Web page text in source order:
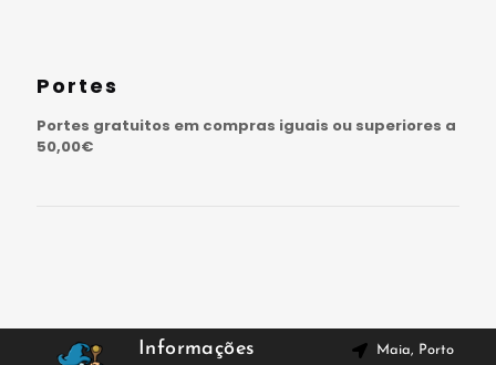
Portes
Portes gratuitos em compras iguais ou superiores a
50,00€
Informações Maia, Porto